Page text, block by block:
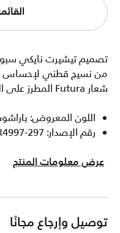
تصميم تيشيرت نايكي
من نسيج قطني لإحساس
شعار Futura المطرز على الصدر مظهرا مميزا.
اللون المعروض:
رقم الإصدار: AR4997-297
عرض معلومات المنتج
توصيل وإرجاع مجانًا